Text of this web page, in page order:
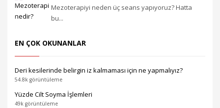
Mezoterapiyi neden üç seans yapıyoruz? Hatta
bu...
EN ÇOK OKUNANLAR
Deri kesilerinde belirgin iz kalmaması için ne yapmalıyız?
54.8k görüntüleme
Yüzde Cilt Soyma İşlemleri
49k görüntüleme